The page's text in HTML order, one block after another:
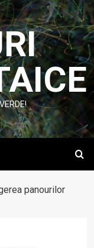
panourilor